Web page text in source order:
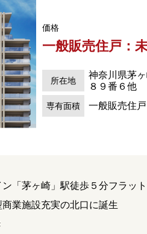
価格
一般販売住戸：
所在地
神奈川県茅
８９番６他
専有面積 一般販売住
「茅ヶ崎」駅徒歩５分フラッ
業施設充実の北口に誕生